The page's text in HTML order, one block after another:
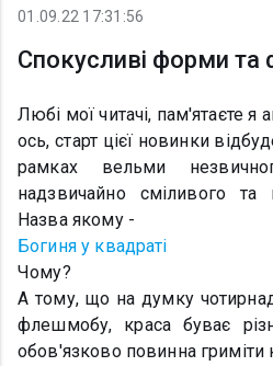
01.09.22 17:31:56
Спокусливі форми
Любі мої читачі, пам'ятаєте я
ось, старт цієї новинки
рамках вельми
надзвичайно сміливого та
Назва якому -
Богиня у квадраті
Чому?
А тому, що на думку
флешмобу, краса буває
обов'язково повинна